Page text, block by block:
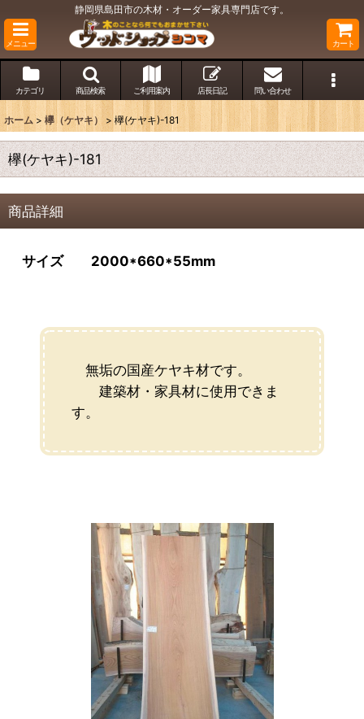
静岡県島田市の木材・オーダー家具専門店です。
メニュー カート
カテゴリ 商品検索 ご利用案内 店長日記 問い合わせ
ホーム > 欅（ケヤキ） > 欅(ケヤキ)-181
欅(ケヤキ)-181
商品詳細
サイズ 2000*660*55mm
無垢の国産ケヤキ材です。
建築材・家具材に使用できま
す。